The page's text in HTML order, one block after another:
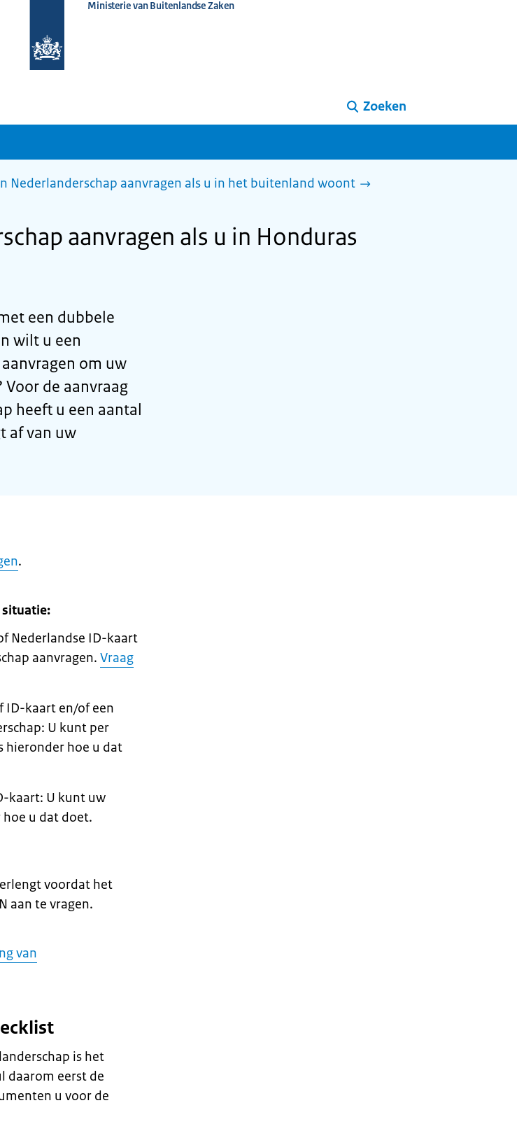
homepage
Ministerie van Buitenlandse Zaken
Zoeken
Nederlanderschap aanvragen als u in het buitenland woont
aanvragen als u in Honduras
een dubbele
wilt u een
om uw
de aanvraag
heeft u een aantal
af van uw
.
situatie:
Nederlandse ID-kaart
aanvragen. Vraag
ID-kaart en/of een
U kunt per
hieronder hoe u dat
kaart: U kunt uw
u dat doet.
voordat het
aan te vragen.
van
is het
daarom eerst de
u voor de